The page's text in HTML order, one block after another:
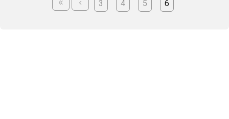
3 4 5 6